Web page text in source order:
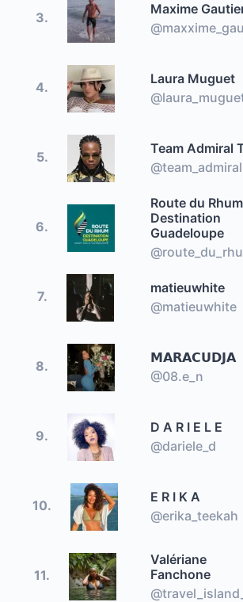
3.
Maxime
4.
Laura Muguet
5.
Team Admiral
6.
Route du Rhum
Destination
Guadeloupe
7.
matieuwhite
@matieuwhite
8.
𝗠𝗔𝗥𝗔𝗖𝗨𝗗𝗝𝗔
@08.e_n
9.
D A R I E L E
@dariele_d
10.
E R I K A
@erika_teekah
11.
Valériane
Fanchone